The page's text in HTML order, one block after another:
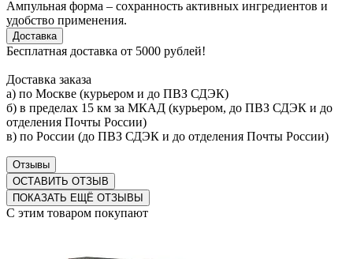
Ампульная форма – сохранность активных ингредиентов и
удобство применения.
Доставка
Бесплатная доставка от 5000 рублей!
Доставка заказа
а) по Москве (курьером и до ПВЗ СДЭК)
б) в пределах 15 км за МКАД (курьером, до ПВЗ СДЭК и до
отделения Почты России)
в) по России (до ПВЗ СДЭК и до отделения Почты России)
Отзывы
ОСТАВИТЬ ОТЗЫВ
ПОКАЗАТЬ ЕЩЁ ОТЗЫВЫ
С этим товаром покупают